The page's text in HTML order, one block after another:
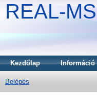
REAL-MS
Kezdőlap Információ
Belépés